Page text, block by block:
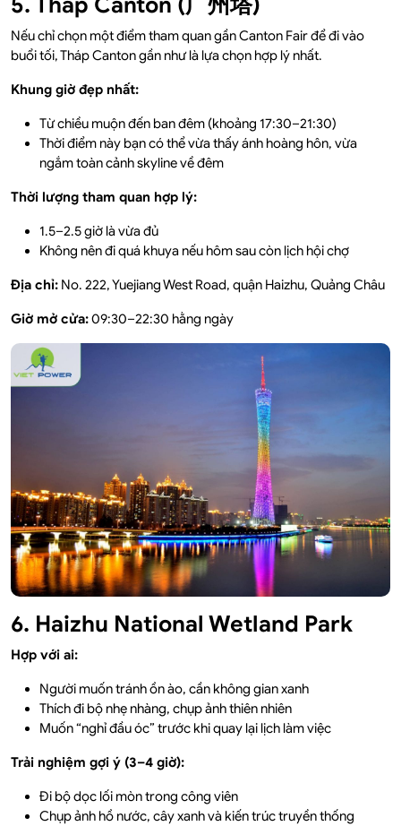
Nếu chỉ chọn một điểm tham quan gần Canton Fair để đi vào
buổi tối, Tháp Canton gần như là lựa chọn hợp lý nhất.
Khung giờ đẹp nhất:
Từ chiều muộn đến ban đêm (khoảng 17:30–21:30)
Thời điểm này bạn có thể vừa thấy ánh hoàng hôn, vừa
ngắm toàn cảnh skyline về đêm
Thời lượng tham quan hợp lý:
1.5–2.5 giờ là vừa đủ
Không nên đi quá khuya nếu hôm sau còn lịch hội chợ
Địa chỉ: No. 222, Yuejiang West Road, quận Haizhu, Quảng Châu
Giờ mở cửa:09:30–22:30 hằng ngày
6. Haizhu National Wetland Park
Hợp với ai:
Người muốn tránh ồn ào, cần không gian xanh
Thích đi bộ nhẹ nhàng, chụp ảnh thiên nhiên
Muốn “nghỉ đầu óc” trước khi quay lại lịch làm việc
Trải nghiệm gợi ý (3–4 giờ):
Đi bộ dọc lối mòn trong công viên
Chụp ảnh hồ nước, cây xanh và kiến trúc truyền thống